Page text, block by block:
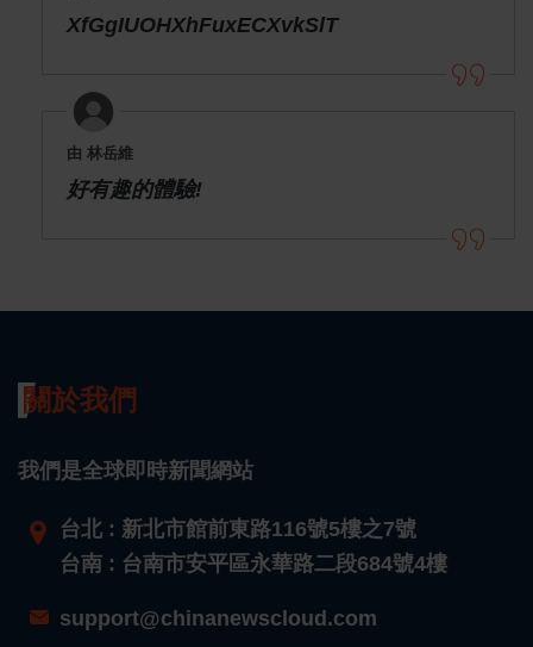
XfGgIUOHXhFuxECXvkSlT
由 林岳維
好有趣的體驗!
關於我們
我們是全球即時新聞網站
台北 : 新北市館前東路116號5樓之7號
台南 : 台南市安平區永華路二段684號4樓
support@chinanewscloud.com